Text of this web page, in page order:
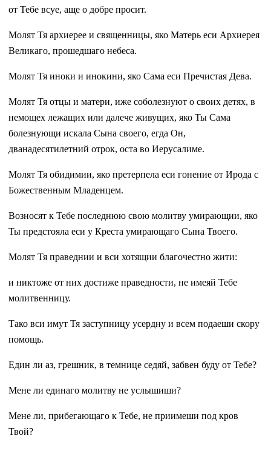
от Тебе всуе, аще о добре просит.
Молят Тя архиерее и священницы, яко Матерь еси Архиерея
Великаго, прошедшаго небеса.
Молят Тя иноки и инокини, яко Сама еси Пречистая Дева.
Молят Тя отцы и матери, иже соболезнуют о своих детях, в
немощех лежащих или далече живущих, яко Ты Сама
болезнующи искала Сына своего, егда Он,
дванадесятилетний отрок, оста во Иерусалиме.
Молят Тя обидимии, яко претерпела еси гонение от Ирода с
Божественным Младенцем.
Возносят к Тебе последнюю свою молитву умирающии, яко
Ты предстояла еси у Креста умирающаго Сына Твоего.
Молят Тя праведнии и вси хотящии благочестно жити:
и никтоже от них достиже праведности, не имеяй Тебе
молитвенницу.
Тако вси имут Тя заступницу усердну и всем подаеши скору
помощь.
Един ли аз, грешник, в темнице седяй, забвен буду от Тебе?
Мене ли единаго молитву не услышиши?
Мене ли, прибегающаго к Тебе, не приимеши под кров
Твой?